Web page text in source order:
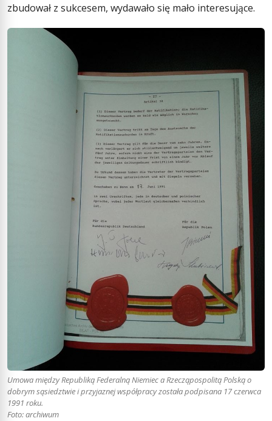
zbudował z sukcesem, wydawało się mało interesujące.
Umowa między Republiką Federalną Niemiec a Rzecząpospolitą Polską o
dobrym sąsiedztwie i przyjaznej współpracy została podpisana 17 czerwca
1991 roku.
Foto: archiwum